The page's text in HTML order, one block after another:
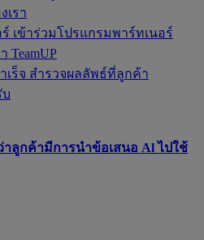
เรา
เข้าร่วมโปรแกรมพาร์ทเนอร์
TeamUP
เร็จ สำรวจผลลัพธ์ที่ลูกค้า
บ
าลูกค้ามีการนำข้อเสนอ Al ไปใช้